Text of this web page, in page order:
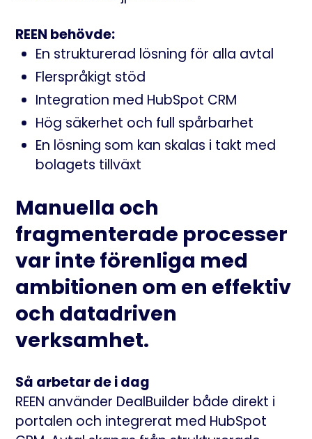
REEN behövde:
En strukturerad lösning för alla avtal
Flerspråkigt stöd
Integration med HubSpot CRM
Hög säkerhet och full spårbarhet
En lösning som kan skalas i takt med
bolagets tillväxt
Manuella och
fragmenterade processer
var inte förenliga med
ambitionen om en effektiv
och datadriven
verksamhet.
Så arbetar de i dag
REEN använder DealBuilder både direkt i
portalen och integrerat med HubSpot